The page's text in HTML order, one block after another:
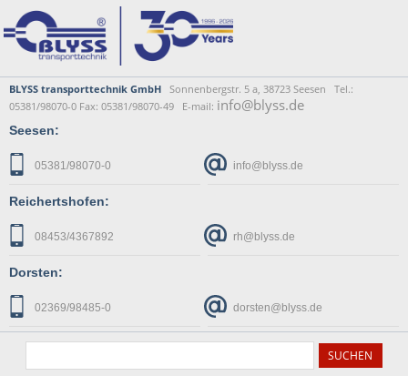
BLYSS transporttechnik GmbH Sonnenbergstr. 5 a, 38723 Seesen Tel.:
05381/98070-0 Fax: 05381/98070-49 E-mail: info@blyss.de
Seesen:
05381/98070-0 info@blyss.de
Reichertshofen:
08453/4367892 rh@blyss.de
Dorsten:
02369/98485-0 dorsten@blyss.de